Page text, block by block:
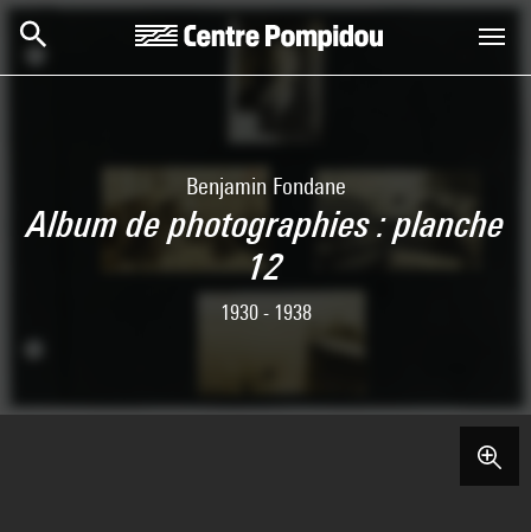
Skip to main content
Centre Pompidou
Benjamin Fondane
Album de photographies : planche
12
1930 - 1938